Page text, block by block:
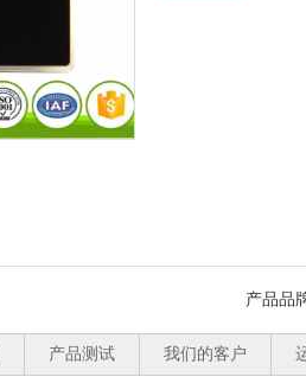
产品品
产品测试 我们的客户